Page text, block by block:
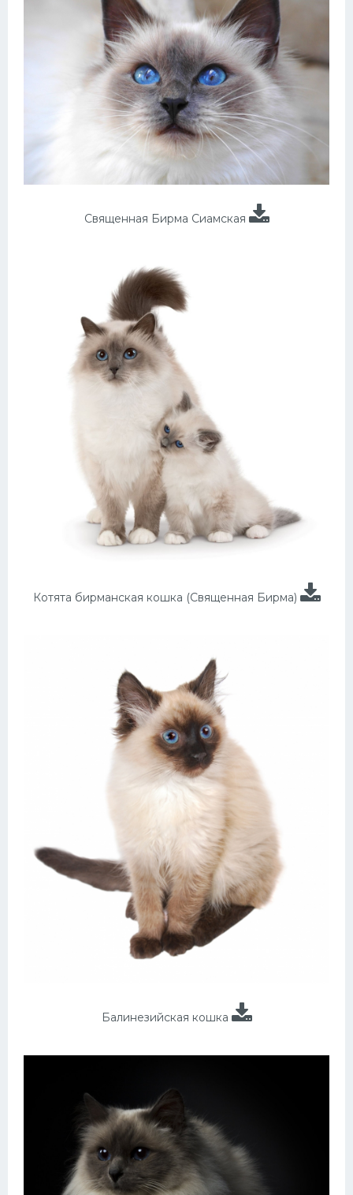
Священная Бирма Сиамская
Котята бирманская кошка (Священная Бирма)
Балинезийская кошка